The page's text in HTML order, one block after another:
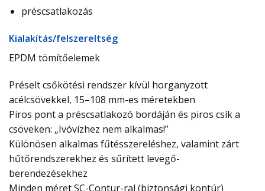
préscsatlakozás
Ki­ala­kí­tás/­fel­sze­relt­ség
EPDM tömítőelemek
Préselt csőkötési rendszer kívül horganyzott
acélcsövekkel, 15–108 mm-es méretekben
Piros pont a préscsatlakozó bordáján és piros csík a
csöveken: „Ivóvízhez nem alkalmas!”
Különösen alkalmas fűtésszereléshez, valamint zárt
hűtőrendszerekhez és sűrített levegő-
berendezésekhez
Minden méret SC-Contur-ral (biztonsági kontúr)